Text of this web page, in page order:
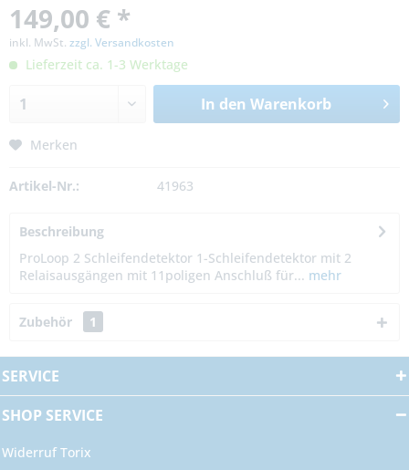
149,00 € *
inkl. MwSt. zzgl. Versandkosten
Lieferzeit ca. 1-3 Werktage
In den Warenkorb
Merken
Artikel-Nr.: 41963
Beschreibung
ProLoop 2 Schleifendetektor 1-Schleifendetektor mit 2
Relaisausgängen mit 11poligen Anschluß für... mehr
Zubehör 1
SERVICE
SHOP SERVICE
Widerruf Torix